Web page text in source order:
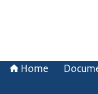
Home